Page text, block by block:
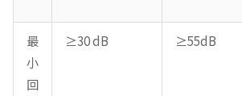
最
小
回
≥30 dB ≥55dB